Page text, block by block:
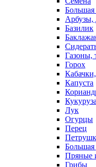
Арбузы,
Базилик
Газоны,
Горох
Капуста
Кукуруза
Лук
Огурцы
Перец
Большая
Пряные
Грибы